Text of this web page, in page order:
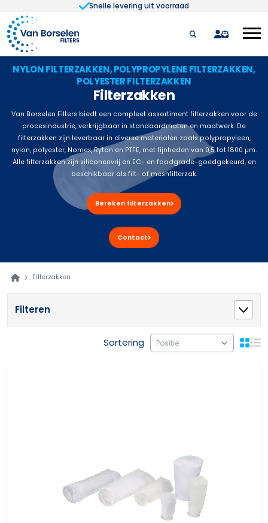
Snelle levering uit voorraad
Ga naar de inhoud
quote
NYLON FILTERZAKKEN, POLYPROPYLENE FILTERZAKKEN,
POLYESTER FILTERZAKKEN
Filterzakken
Van Borselen Filters biedt een compleet assortiment filterzakken voor de
procesindustrie, verkrijgbaar in standaardmaten en maatwerk. De
filterzakken zijn leverbaar in diverse materialen zoals polypropyleen,
nylon, polyester, Nomex, Ryton en PTFE, met fijnheden van 0,5 tot 1800 µm.
Alle filterzakken zijn siliconenvrij en EC- en foodgrade-goedgekeurd, en
beschikbaar als filt- of meshfilterzak.
Bereken filterzakken
Contact
Filterzakken
Filteren
Sortering